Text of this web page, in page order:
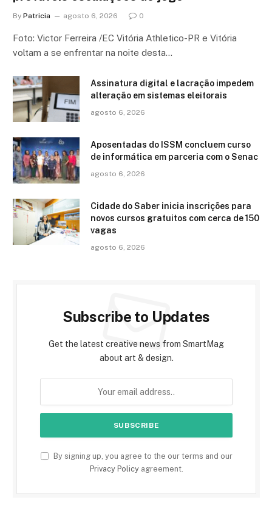
By Patricia agosto 6, 2026 0
Foto: Victor Ferreira /EC Vitória Athletico-PR e Vitória
voltam a se enfrentar na noite desta…
Assinatura digital e lacração impedem
alteração em sistemas eleitorais
agosto 6, 2026
Aposentadas do ISSM concluem curso
de informática em parceria com o Senac
agosto 6, 2026
Cidade do Saber inicia inscrições para
novos cursos gratuitos com cerca de 150
vagas
agosto 6, 2026
Subscribe to Updates
Get the latest creative news from SmartMag
about art & design.
By signing up, you agree to the our terms and our
Privacy Policyagreement.